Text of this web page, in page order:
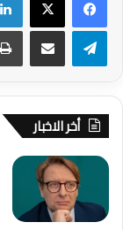
أخر الاخبار